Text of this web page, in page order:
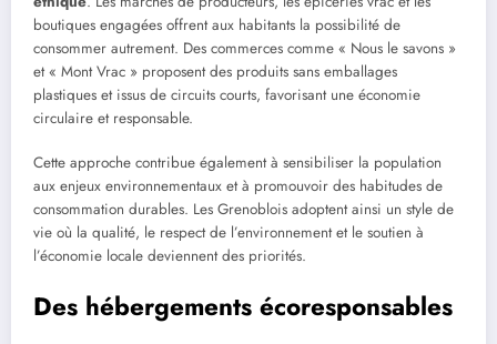
boutiques engagées offrent aux habitants la possibilité de
consommer autrement. Des commerces comme « Nous le savons »
et « Mont Vrac » proposent des produits sans emballages
plastiques et issus de circuits courts, favorisant une économie
circulaire et responsable.
Cette approche contribue également à sensibiliser la population
aux enjeux environnementaux et à promouvoir des habitudes de
consommation durables. Les Grenoblois adoptent ainsi un style de
vie où la qualité, le respect de l’environnement et le soutien à
l’économie locale deviennent des priorités.
Des hébergements écoresponsables